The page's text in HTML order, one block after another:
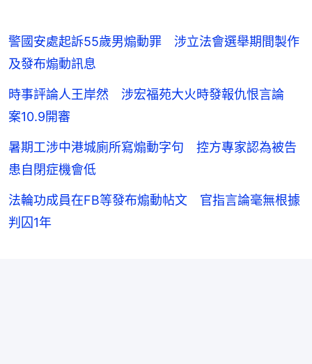
警國安處起訴55歲男煽動罪 涉立法會選舉期間製作
及發布煽動訊息
時事評論人王岸然 涉宏福苑大火時發報仇恨言論
案10.9開審
暑期工涉中港城廁所寫煽動字句 控方專家認為被告
患自閉症機會低
法輪功成員在FB等發布煽動帖文 官指言論毫無根據
判囚1年